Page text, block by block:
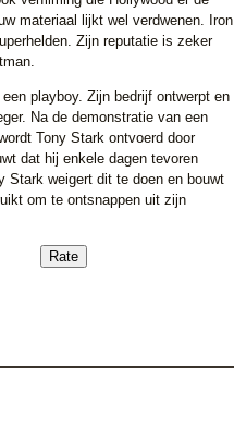
materiaal lijkt wel verdwenen. Iron
Zijn reputatie is zeker
playboy. Zijn bedrijf ontwerpt en
Na de demonstratie van een
Tony Stark ontvoerd door
dat hij enkele dagen tevoren
Stark weigert dit te doen en bouwt
om te ontsnappen uit zijn